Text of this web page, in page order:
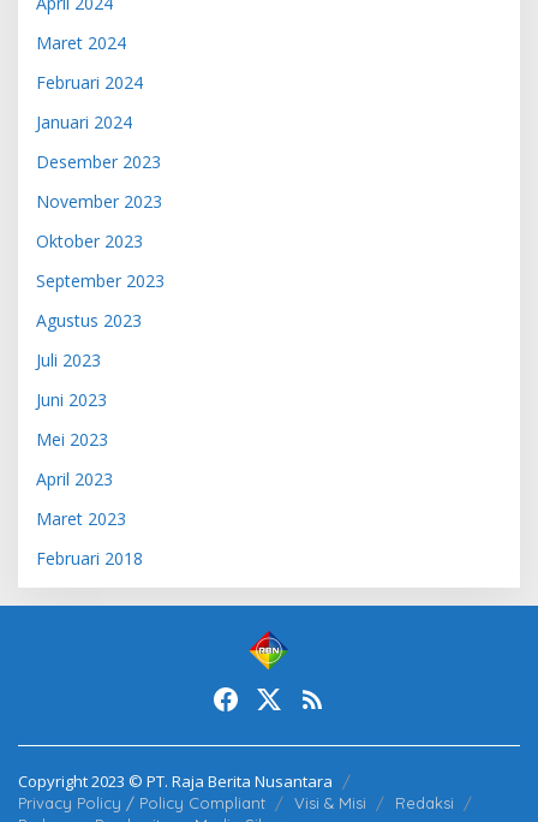
Maret 2024
Februari 2024
Januari 2024
Desember 2023
November 2023
Oktober 2023
September 2023
Agustus 2023
Juli 2023
Juni 2023
Mei 2023
April 2023
Maret 2023
Februari 2018
Copyright 2023 © PT. Raja Berita Nusantara
Privacy Policy / Policy Compliant Visi & Misi
Redaksi